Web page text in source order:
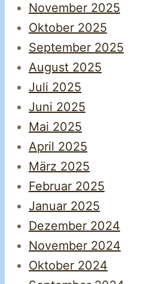
November 2025
Oktober 2025
September 2025
August 2025
Juli 2025
Juni 2025
Mai 2025
April 2025
März 2025
Februar 2025
Januar 2025
Dezember 2024
November 2024
Oktober 2024